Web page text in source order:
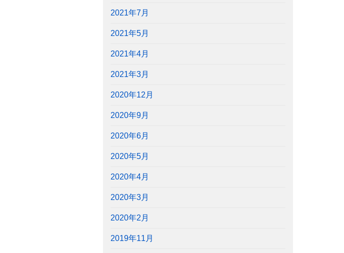
2021年7月
2021年5月
2021年4月
2021年3月
2020年12月
2020年9月
2020年6月
2020年5月
2020年4月
2020年3月
2020年2月
2019年11月